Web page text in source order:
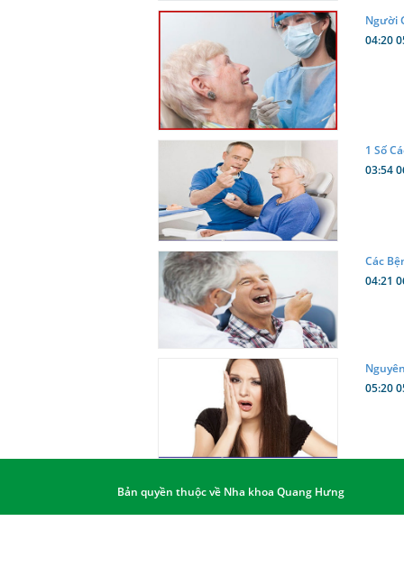
Người
04:20
1 Số
03:54
Các
04:21
05:20
Bản quyền thuộc về Nha khoa Quang Hưng